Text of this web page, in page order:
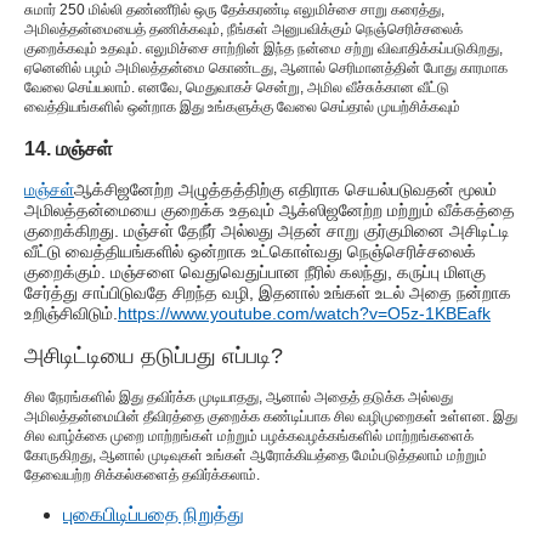
சுமார் 250 மில்லி தண்ணீரில் ஒரு தேக்கரண்டி எலுமிச்சை சாறு கரைத்து,
அமிலத்தன்மையைத் தணிக்கவும், நீங்கள் அனுபவிக்கும் நெஞ்செரிச்சலைக்
குறைக்கவும் உதவும். எலுமிச்சை சாற்றின் இந்த நன்மை சற்று விவாதிக்கப்படுகிறது,
ஏனெனில் பழம் அமிலத்தன்மை கொண்டது, ஆனால் செரிமானத்தின் போது காரமாக
வேலை செய்யலாம். எனவே, மெதுவாகச் சென்று, அமில வீச்சுக்கான வீட்டு
வைத்தியங்களில் ஒன்றாக இது உங்களுக்கு வேலை செய்தால் முயற்சிக்கவும்
14. மஞ்சள்
மஞ்சள்ஆக்சிஜனேற்ற அழுத்தத்திற்கு எதிராக செயல்படுவதன் மூலம்
அமிலத்தன்மையை குறைக்க உதவும் ஆக்ஸிஜனேற்ற மற்றும் வீக்கத்தை
குறைக்கிறது. மஞ்சள் தேநீர் அல்லது அதன் சாறு குர்குமினை அசிடிட்டி
வீட்டு வைத்தியங்களில் ஒன்றாக உட்கொள்வது நெஞ்செரிச்சலைக்
குறைக்கும். மஞ்சளை வெதுவெதுப்பான நீரில் கலந்து, கருப்பு மிளகு
சேர்த்து சாப்பிடுவதே சிறந்த வழி, இதனால் உங்கள் உடல் அதை நன்றாக
உறிஞ்சிவிடும். https://www.youtube.com/watch?v=O5z-1KBEafk
அசிடிட்டியை தடுப்பது எப்படி?
சில நேரங்களில் இது தவிர்க்க முடியாதது, ஆனால் அதைத் தடுக்க அல்லது
அமிலத்தன்மையின் தீவிரத்தை குறைக்க கண்டிப்பாக சில வழிமுறைகள் உள்ளன. இது
சில வாழ்க்கை முறை மாற்றங்கள் மற்றும் பழக்கவழக்கங்களில் மாற்றங்களைக்
கோருகிறது, ஆனால் முடிவுகள் உங்கள் ஆரோக்கியத்தை மேம்படுத்தலாம் மற்றும்
தேவையற்ற சிக்கல்களைத் தவிர்க்கலாம்.
புகைபிடிப்பதை நிறுத்து